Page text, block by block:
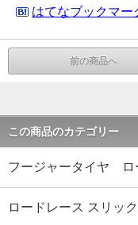
はてなブックマー
前の商品へ
この商品のカテゴリー
フージャータイヤ ロ
ロードレース スリッ